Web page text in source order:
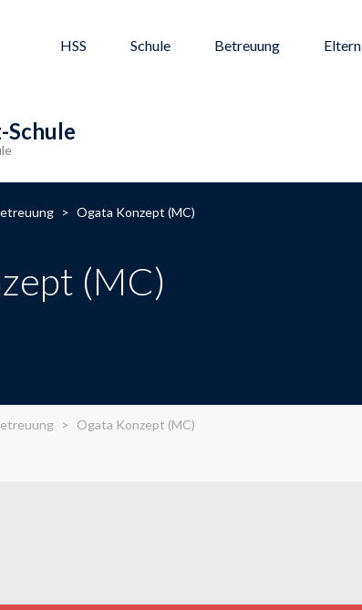
HSS Schule Betreuung Eltern
Schule
> Ogata Konzept (MC)
(MC)
> Ogata Konzept (MC)